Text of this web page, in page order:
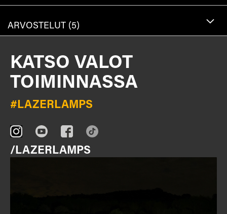
ARVOSTELUT 5
KATSO VALOT
TOIMINNASSA
#LAZERLAMPS
/LAZERLAMPS